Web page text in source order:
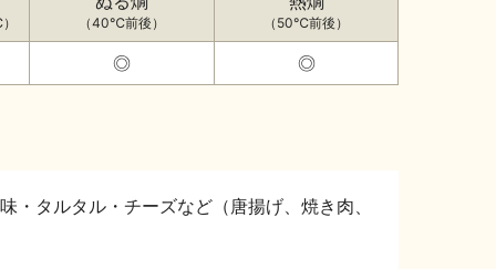
（40℃前後） （50℃前後）
◎ ◎
・タルタル・チーズなど（唐揚げ、焼き肉、